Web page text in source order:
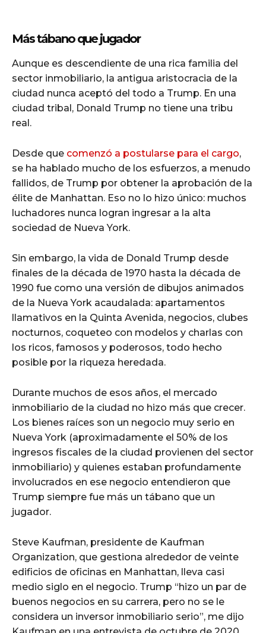
Más tábano que jugador
Aunque es descendiente de una rica familia del
sector inmobiliario, la antigua aristocracia de la
ciudad nunca aceptó del todo a Trump. En una
ciudad tribal, Donald Trump no tiene una tribu
real.
Desde que comenzó a postularse para el cargo,
se ha hablado mucho de los esfuerzos, a menudo
fallidos, de Trump por obtener la aprobación de la
élite de Manhattan. Eso no lo hizo único: muchos
luchadores nunca logran ingresar a la alta
sociedad de Nueva York.
Sin embargo, la vida de Donald Trump desde
finales de la década de 1970 hasta la década de
1990 fue como una versión de dibujos animados
de la Nueva York acaudalada: apartamentos
llamativos en la Quinta Avenida, negocios, clubes
nocturnos, coqueteo con modelos y charlas con
los ricos, famosos y poderosos, todo hecho
posible por la riqueza heredada.
Durante muchos de esos años, el mercado
inmobiliario de la ciudad no hizo más que crecer.
Los bienes raíces son un negocio muy serio en
Nueva York (aproximadamente el 50% de los
ingresos fiscales de la ciudad provienen del sector
inmobiliario) y quienes estaban profundamente
involucrados en ese negocio entendieron que
Trump siempre fue más un tábano que un
jugador.
Steve Kaufman, presidente de Kaufman
Organization, que gestiona alrededor de veinte
edificios de oficinas en Manhattan, lleva casi
medio siglo en el negocio. Trump “hizo un par de
buenos negocios en su carrera, pero no se le
considera un inversor inmobiliario serio”, me dijo